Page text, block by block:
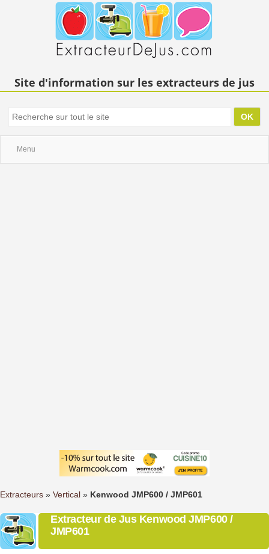
Site d'information sur les extracteurs de jus
Menu
Extracteurs » Vertical » Kenwood JMP600 / JMP601
Extracteur de Jus Kenwood JMP600 /
JMP601